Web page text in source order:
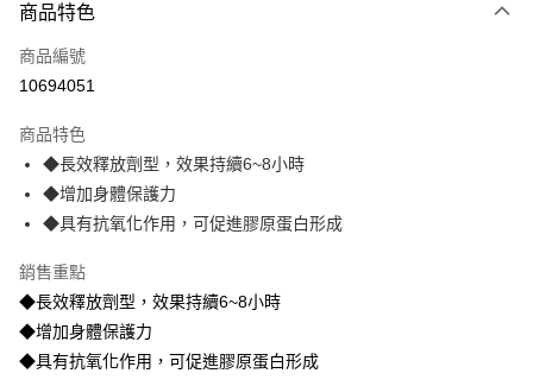
全家線上支付
超商取貨付款
運送方式
全家取貨付款-廠商出貨
免運費
免運費
商品特色
商品編號
10694051
商品特色
◆長效釋放劑型，效果持續6~8小時
◆增加身體保護力
◆具有抗氧化作用，可促進膠原蛋白形成
銷售重點
◆長效釋放劑型，效果持續6~8小時
◆增加身體保護力
◆具有抗氧化作用，可促進膠原蛋白形成